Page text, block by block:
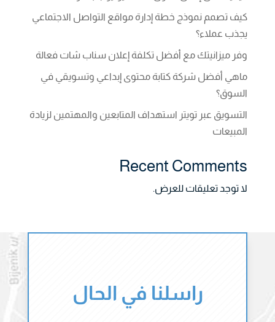
كيف تصمم نموذج خطة إدارة مواقع التواصل الاجتماعي
يجذب عملاء؟
وفر ميزانيتك مع أفضل تكلفة إعلان سناب شات فعالة
ماهي أفضل شركة كتابة محتوى إبداعي وتسويقي في
السوق؟
التسويق عبر تويتر استهداف المتابعين والمهتمين لزيادة
المبيعات
Recent Comments
لا توجد تعليقات للعرض.
راسلنا في الحال